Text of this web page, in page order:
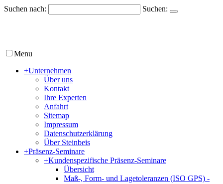
Suchen nach: Suchen:
Menu
+Unternehmen
Über uns
Kontakt
Ihre Experten
Anfahrt
Sitemap
Impressum
Datenschutzerklärung
Über Steinbeis
+Präsenz-Seminare
+Kundenspezifische Präsenz-Seminare
Übersicht
Maß-, Form- und Lagetoleranzen (ISO GPS) -